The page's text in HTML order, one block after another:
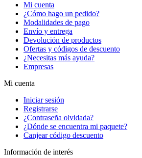
Mi cuenta
¿Cómo hago un pedido?
Modalidades de pago
Envío y entrega
Devolución de productos
Ofertas y códigos de descuento
¿Necesitas más ayuda?
Empresas
Mi cuenta
Iniciar sesión
Registrarse
¿Contraseña olvidada?
¿Dónde se encuentra mi paquete?
Canjear código descuento
Información de interés